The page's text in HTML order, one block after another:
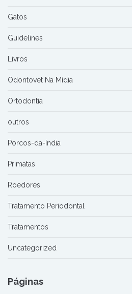
Gatos
Guidelines
Livros
Odontovet Na Mídia
Ortodontia
outros
Porcos-da-índia
Primatas
Roedores
Tratamento Periodontal
Tratamentos
Uncategorized
Páginas